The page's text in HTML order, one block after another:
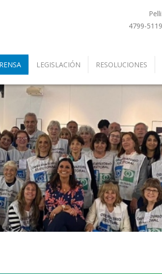
4799-
LEGISLACIÓN RESOLUCIONES